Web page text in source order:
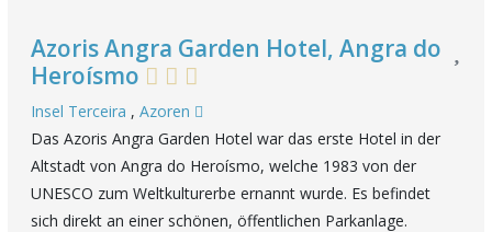
Azoris Angra Garden Hotel, Angra do
Heroísmo
Insel Terceira , Azoren
Das Azoris Angra Garden Hotel war das erste Hotel in der
Altstadt von Angra do Heroísmo, welche 1983 von der
UNESCO zum Weltkulturerbe ernannt wurde. Es befindet
sich direkt an einer schönen, öffentlichen Parkanlage.